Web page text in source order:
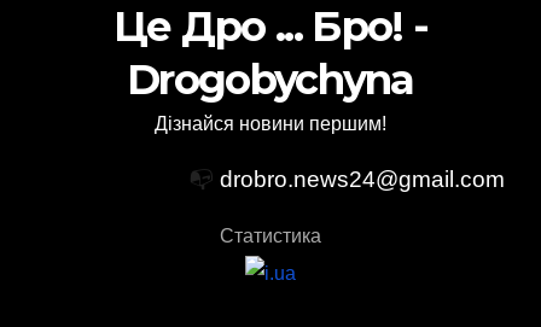
Це Дро ... Бро! -
Drogobychyna
Дізнайся новини першим!
📭 drobro.news24@gmail.com
Статистика